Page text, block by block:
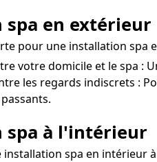
en extérieur
pour une installation spa
votre domicile et le spa :
les regards indiscrets :
à l'intérieur
installation spa en intérieur